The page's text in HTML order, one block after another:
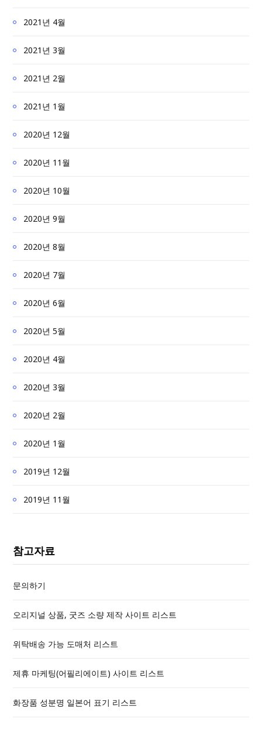
2021년 4월
2021년 3월
2021년 2월
2021년 1월
2020년 12월
2020년 11월
2020년 10월
2020년 9월
2020년 8월
2020년 7월
2020년 6월
2020년 5월
2020년 4월
2020년 3월
2020년 2월
2020년 1월
2019년 12월
2019년 11월
참고자료
문의하기
오리지널 상품, 굿즈 소량 제작 사이트 리스트
위탁배송 가능 도매처 리스트
제휴 마케팅(어필리에이트) 사이트 리스트
화장품 성분명 일본어 표기 리스트